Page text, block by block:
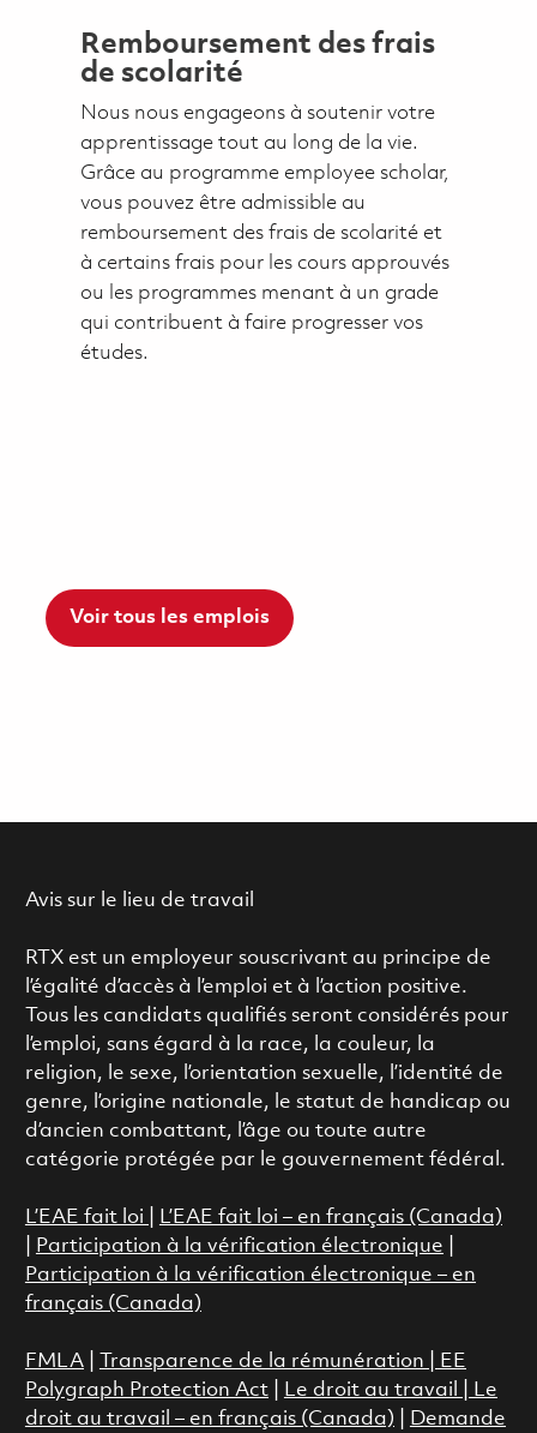
Remboursement des frais
de scolarité
Nous nous engageons à soutenir votre
apprentissage tout au long de la vie.
Grâce au programme employee scholar,
vous pouvez être admissible au
remboursement des frais de scolarité et
à certains frais pour les cours approuvés
ou les programmes menant à un grade
qui contribuent à faire progresser vos
études.
Voir tous les emplois
Avis sur le lieu de travail
RTX est un employeur souscrivant au principe de
l’égalité d’accès à l’emploi et à l’action positive.
Tous les candidats qualifiés seront considérés pour
l’emploi, sans égard à la race, la couleur, la
religion, le sexe, l’orientation sexuelle, l’identité de
genre, l’origine nationale, le statut de handicap ou
d’ancien combattant, l’âge ou toute autre
catégorie protégée par le gouvernement fédéral.
L’EAE fait loi
L’EAE fait loi – en français (Canada)
Participation à la vérification électronique
Participation à la vérification électronique – en
français (Canada)
FMLA| Transparence de la rémunération |
EE
Polygraph Protection Act
Le droit au travail
Le
droit au travail – en français (Canada)
Demande